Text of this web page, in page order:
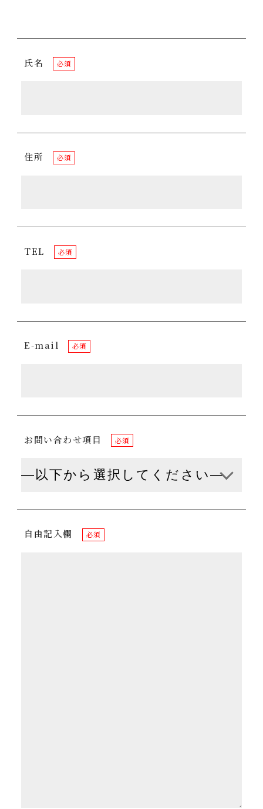
氏名 必須
住所 必須
TEL 必須
E-mail 必須
お問い合わせ項目 必須
自由記入欄 必須